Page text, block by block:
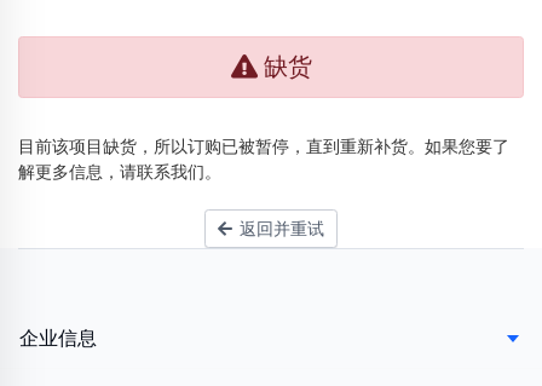
缺货
目前该项目缺货，所以订购已被暂停，直到重新补货。如果您要了
解更多信息，请联系我们。
返回并重试
企业信息